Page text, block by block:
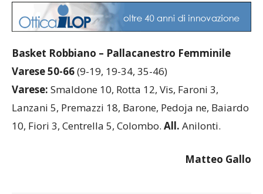
Basket Robbiano – Pallacanestro Femminile
Varese 50-66(9-19, 19-34, 35-46)
Varese: Smaldone 10, Rotta 12, Vis, Faroni 3,
Lanzani 5, Premazzi 18, Barone, Pedoja ne, Baiardo
10, Fiori 3, Centrella 5, Colombo. All. Anilonti.
Matteo Gallo